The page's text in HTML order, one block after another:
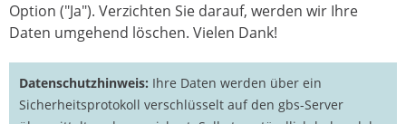
Impressum
Option ("Ja"). Verzichten Sie darauf, werden wir Ihre
Daten umgehend löschen. Vielen Dank!
Datenschutzhinweis: Ihre Daten werden über ein
Sicherheitsprotokoll verschlüsselt auf den gbs-Server